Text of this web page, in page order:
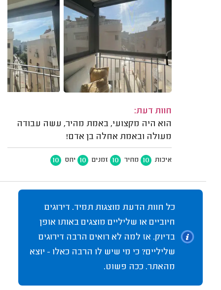
חוות דעת:
הוא היה מקצועי, באמת מהיר, עשה עבודה
מעולה ובאמת אחלה בן אדם!
איכות 10 מחיר 10 זמנים 10 יחס 10
כל חוות הדעת מוצגות תמיד. דירוגים
חיוביים או שליליים מוצגים באותו אופן
בדיוק. אז למה לא רואים הרבה דירוגים
שליליים? כי מי שיש לו הרבה כאלו - יוצא
מהאתר. ככה פשוט.